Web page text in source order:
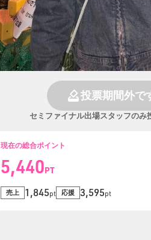
投票期間外で
セミファイナル出場スタッフのみ
現在の総合ポイント
5,440PT
売上 1,845pt 応援 3,595pt